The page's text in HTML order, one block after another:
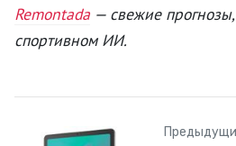
Remontada — свежие
спортивном ИИ.